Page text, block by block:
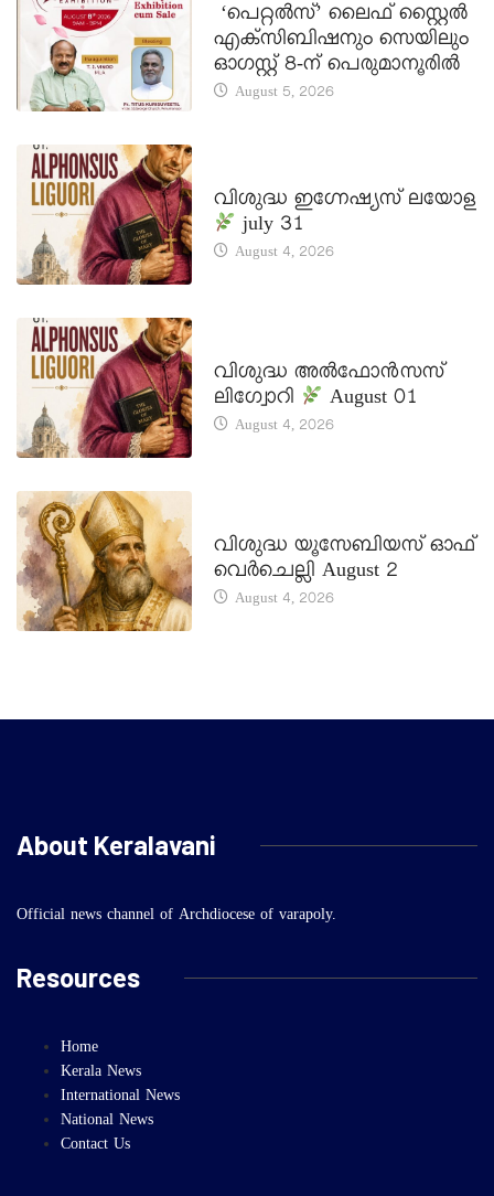
‘പെറ്റൽസ്’ ലൈഫ് സ്റ്റൈൽ
എക്സിബിഷനും സെയിലും
ഓഗസ്റ്റ് 8-ന് പെരുമാനൂരിൽ
August 5, 2026
വിശുദ്ധ ഇഗ്നേഷ്യസ് ലയോള
july 31
August 4, 2026
വിശുദ്ധ അൽഫോൻസസ്
ലിഗ്വോറി
August 01
August 4, 2026
വിശുദ്ധ യൂസേബിയസ് ഓഫ്
വെർചെല്ലി August 2
August 4, 2026
About Keralavani
Official news channel of Archdiocese of varapoly.
Resources
Home
Kerala News
International News
National News
Contact Us